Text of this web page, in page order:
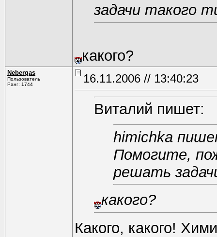
задачи такого
какого?
Nebergas
Пользователь
Ранг: 1744
16.11.2006 // 13:40:23
Виталий пишет:
himichka
Помогите,
решать
какого?
Какого, какого!